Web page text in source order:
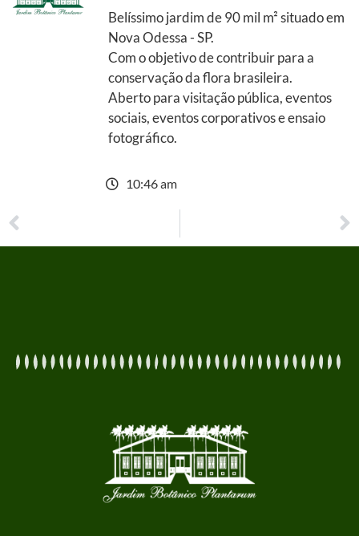
Belíssimo jardim de 90 mil m² situado em
Nova Odessa - SP.
Com o objetivo de contribuir para a
conservação da flora brasileira.
Aberto para visitação pública, eventos
sociais, eventos corporativos e ensaio
fotográfico.
10:46 am